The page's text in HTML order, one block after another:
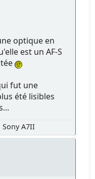
optique en
est un AF-S
fut une
été lisibles
Sony A7II